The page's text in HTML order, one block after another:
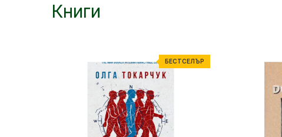
Книги
БЕСТСЕЛЪР